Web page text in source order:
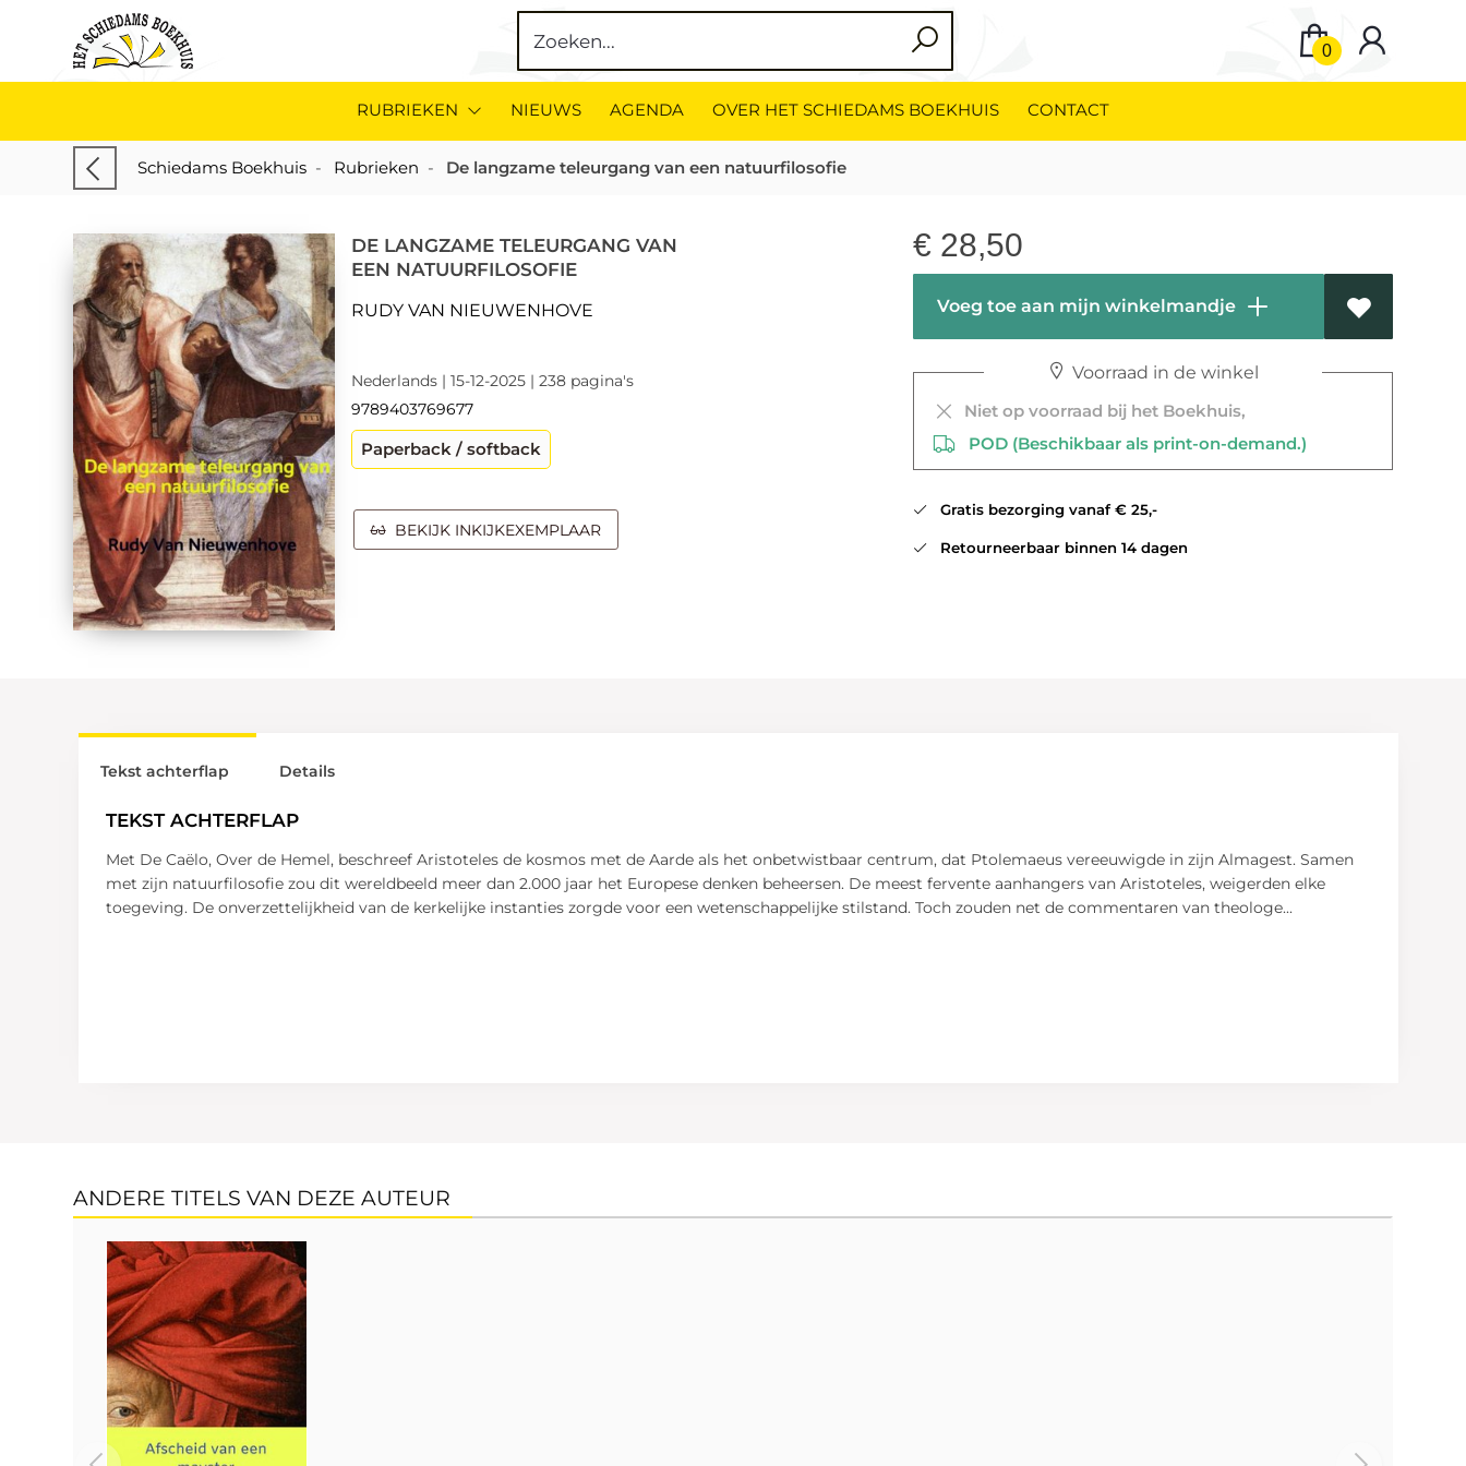
0
RUBRIEKEN NIEUWS AGENDA OVER HET SCHIEDAMS BOEKHUIS CONTACT
Schiedams Boekhuis - Rubrieken - De langzame teleurgang van een natuurfilosofie
DE LANGZAME TELEURGANG VAN
EEN NATUURFILOSOFIE
RUDY VAN NIEUWENHOVE
Nederlands | 15-12-2025 | 238 pagina's
9789403769677
Paperback / softback
BEKIJK INKIJKEXEMPLAAR
€ 28,50
Voeg toe aan mijn winkelmandje
Voorraad in de winkel
Niet op voorraad bij het Boekhuis,
POD (Beschikbaar als print-on-demand.)
Gratis bezorging vanaf € 25,-
Retourneerbaar binnen 14 dagen
Tekst achterflap
TEKST ACHTERFLAP
Met De Caëlo, Over de Hemel, beschreef Aristoteles de kosmos met de Aarde als het onbetwistbaar centrum, dat Ptolemaeus vereeuwigde in zijn Almagest. Samen
met zijn natuurfilosofie zou dit wereldbeeld meer dan 2.000 jaar het Europese denken beheersen. De meest fervente aanhangers van Aristoteles, weigerden elke
toegeving. De onverzettelijkheid van de kerkelijke instanties zorgde voor een wetenschappelijke stilstand. Toch zouden net de commentaren van theologe...
Details
ANDERE TITELS VAN DEZE AUTEUR